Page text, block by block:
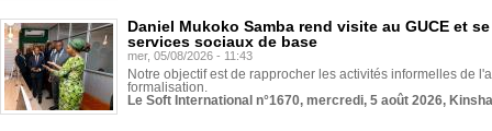
Daniel Mukoko Samba rend visite au GUCE et
services sociaux de base
mer, 05/08/2026 - 11:43
Notre objectif est de rapprocher les activités informelles de
formalisation.
Le Soft International n°1670, mercredi, 5 août 2026,